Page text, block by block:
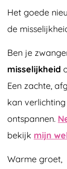
Het goede
de
Ben je
misselijkheid
Een zachte,
kan
ontspannen.
bekijk mijn
Warme groet,